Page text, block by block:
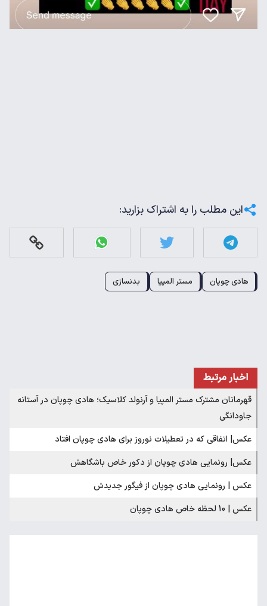
این مطلب را به اشتراک بزارید:
هادی چوپان مستر المپیا بدنسازی
اخبار مرتبط
قهرمانان مشترک مستر المپیا و آرنولد کلاسیک؛ هادی چوپان در آستانه
جاودانگی
عکس| اتفاقی که در تعطیلات نوروز برای هادی چوپان افتاد
عکس| رونمایی هادی چوپان از دکور خاص باشگاهش
عکس | رونمایی هادی چوپان از فیگور جدیدش
عکس | 10 لحظه خاص هادی چوپان